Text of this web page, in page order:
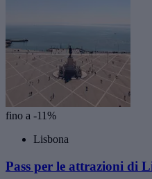
fino a -11%
Lisbona
Pass per le attrazioni di